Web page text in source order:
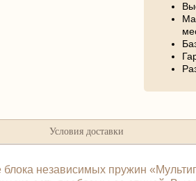
Условия доставки
независимых пружин